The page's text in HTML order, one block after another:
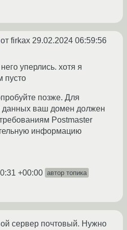
от firkax 29.02.2024 06:59:56
уперлись. хотя я
пусто
позже. Для
данных ваш домен должен
Postmaster
информацию
+00:00 автор топика
сервер почтовый. Нужно